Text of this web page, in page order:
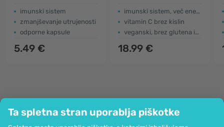
Ta spletna stran uporablja piškotke
imunski sistem
zmanjševanje utrujenosti
odporne kapsule
5.49 €
imunski sistem, več energije
vitamin C brez kislin
veganski, brez glutena in laktoze
18.99 €
Podjetje